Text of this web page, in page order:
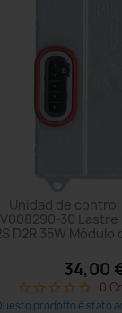
Unidad de
30
D2R 35W
34,00
star_border star_border star_border star_border star_border 0
prodotto è stato